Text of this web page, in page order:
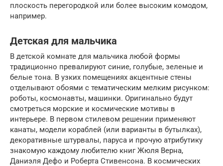
плоскость перегородкой или более высоким комодом,
например.
Детская для мальчика
В детской комнате для мальчика любой формы
традиционно превалируют синие, голубые, зеленые и
белые тона. В узких помещениях акцентные стены
отделывают обоями с тематическим мелким рисунком:
роботы, космонавты, машинки. Оригинально будут
смотреться морские и космические мотивы в
интерьере. В первом стилевом решении применяют
канаты, модели кораблей (или варианты в бутылках),
декоративные штурвалы, паруса и прочую атрибутику
знакомую каждому любителю книг Жюля Верна,
Даниэля Дефо и Роберта Стивенсона. В космических